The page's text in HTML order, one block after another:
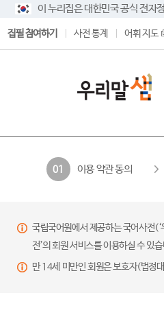
이 누리집은 대한민국 공식 전자
집필 참여하기 사전 통계 어휘 지도
01 이용 약관 동의
국립국어원에서 제공하는 국어사전
전’의 회원 서비스를 이용하실 수 있
만 14세 미만인 회원은 보호자(법정